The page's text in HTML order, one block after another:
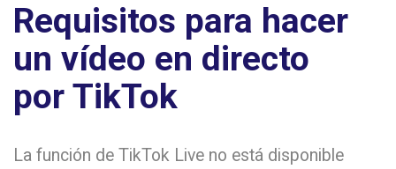
Requisitos para hacer
un vídeo en directo
por TikTok
La función de TikTok Live no está disponible